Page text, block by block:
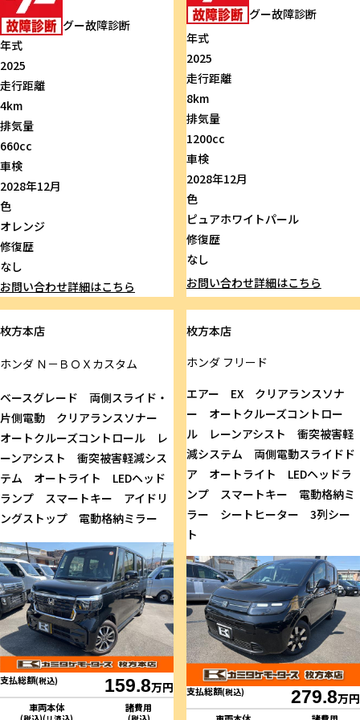
グー故障診断
年式
2025
走行距離
4km
排気量
660cc
車検
2028年12月
色
オレンジ
修復歴
なし
お問い合わせ詳細はこちら
グー故障診断
年式
2025
走行距離
8km
排気量
1200cc
車検
2028年12月
色
ピュアホワイトパール
修復歴
なし
お問い合わせ詳細はこちら
枚方本店
ホンダ Ｎ－ＢＯＸカスタム
ベースグレード 両側スライド・
片側電動 クリアランスソナー
オートクルーズコントロール レ
ーンアシスト 衝突被害軽減シス
テム オートライト LEDヘッド
ランプ スマートキー アイドリ
ングストップ 電動格納ミラー
支払総額(税込) 159.8万円
車両本体 諸費用
枚方本店
ホンダフリード
エアー EX クリアランスソナ
ー オートクルーズコントロー
ル レーンアシスト 衝突被害軽
減システム 両側電動スライドド
ア オートライト LEDヘッドラ
ンプ スマートキー 電動格納ミ
ラー シートヒーター 3列シー
ト
支払総額(税込) 279.8万円